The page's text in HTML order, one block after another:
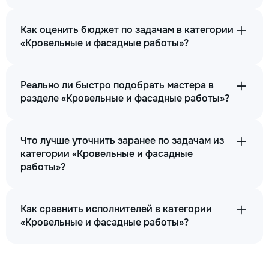
Как оценить бюджет по задачам в категории
«Кровельные и фасадные работы»?
Реально ли быстро подобрать мастера в
разделе «Кровельные и фасадные работы»?
Что лучше уточнить заранее по задачам из
категории «Кровельные и фасадные
работы»?
Как сравнить исполнителей в категории
«Кровельные и фасадные работы»?